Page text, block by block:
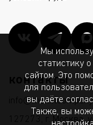
контакты
127273, г. Москва,
Мы
статистику
сайтом. Это
для
вы даёте
Также, вы